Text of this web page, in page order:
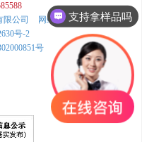
限公司 网站地图 XML
备
号-2
号
支持拿样品吗